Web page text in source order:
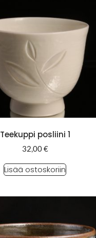
Teekuppi posliini 1
32,00€
Lisää ostoskoriin